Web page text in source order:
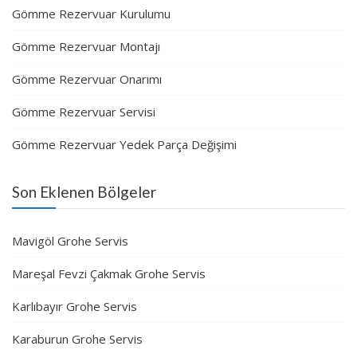
Gömme Rezervuar Kurulumu
Gömme Rezervuar Montajı
Gömme Rezervuar Onarımı
Gömme Rezervuar Servisi
Gömme Rezervuar Yedek Parça Değişimi
Son Eklenen Bölgeler
Mavigöl Grohe Servis
Mareşal Fevzi Çakmak Grohe Servis
Karlıbayır Grohe Servis
Karaburun Grohe Servis